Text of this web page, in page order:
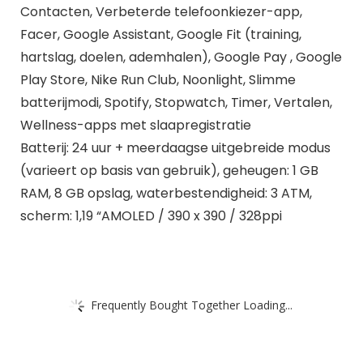
Contacten, Verbeterde telefoonkiezer-app,
Facer, Google Assistant, Google Fit (training,
hartslag, doelen, ademhalen), Google Pay , Google
Play Store, Nike Run Club, Noonlight, Slimme
batterijmodi, Spotify, Stopwatch, Timer, Vertalen,
Wellness-apps met slaapregistratie
Batterij: 24 uur + meerdaagse uitgebreide modus
(varieert op basis van gebruik), geheugen: 1 GB
RAM, 8 GB opslag, waterbestendigheid: 3 ATM,
scherm: 1,19 “AMOLED / 390 x 390 / 328ppi
Frequently Bought Together Loading...